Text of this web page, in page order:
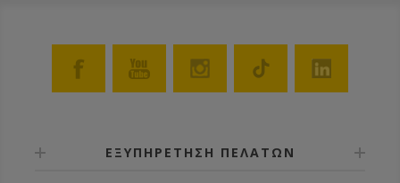
ΕΞΥΠΗΡΕΤΗΣΗ ΠΕΛΑΤΩΝ